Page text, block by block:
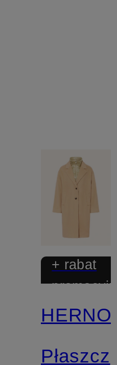
+ rabat
promocyjny
HERNO
Płaszcz